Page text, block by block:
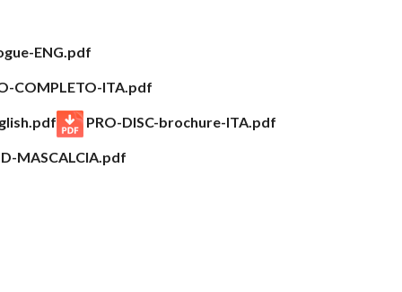
ENG.pdf
COMPLETO-ITA.pdf
PRO-DISC-brochure-ITA.pdf
MASCALCIA.pdf